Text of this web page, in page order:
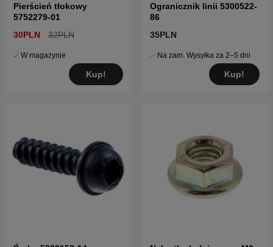
Pierścień tłokowy
5752279-01
30PLN
32PLN
W magazynie
Kup!
Ogranicznik linii 5300522-
86
35PLN
Na zam. Wysyłka za 2–5 dni
Kup!